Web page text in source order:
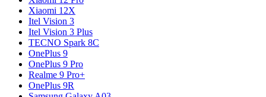
Xiaomi 12X
Itel Vision 3
Itel Vision 3 Plus
TECNO Spark 8C
OnePlus 9
OnePlus 9 Pro
Realme 9 Pro+
OnePlus 9R